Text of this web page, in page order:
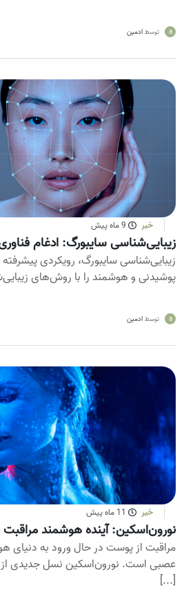
a توسط ادمین
خبر 9 ماه پیش
زیبایی‌شناسی سایبورگ: ادغام
زیبایی‌شناسی سایبورگ، رویکردی
پوشیدنی و هوشمند را با روش‌های
a توسط ادمین
خبر 11 ماه پیش
نورون‌اسکین: آینده هوشمند
مراقبت از پوست در حال ورود به
عصبی است. نورون‌اسکین نسل جدیدی
[...]